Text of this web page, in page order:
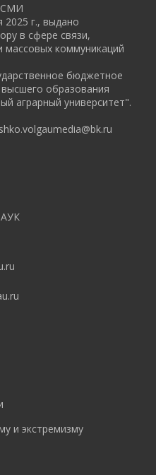
СМИ
г., выдано
в сфере связи,
массовых коммуникаций
бюджетное
образования
аграрный университет".
и экстремизму